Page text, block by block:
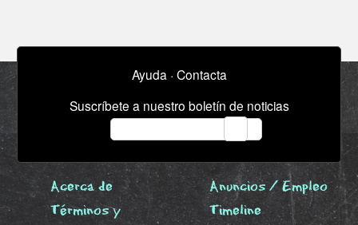
Ayuda · Contacta
Suscríbete a nuestro boletín de noticias
Acerca de
Términos y
Anuncios / Empleo
Timeline